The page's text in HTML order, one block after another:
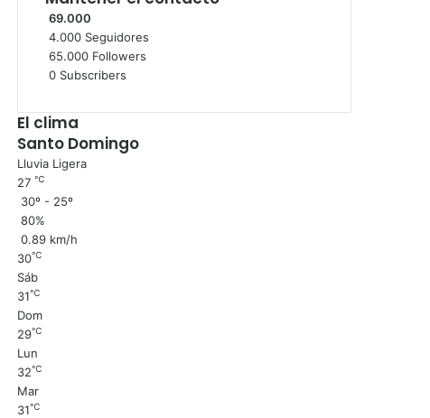
69.000
4.000 Seguidores
65.000 Followers
0 Subscribers
El clima
Santo Domingo
Lluvia Ligera
27 ℃
30º - 25º
80%
0.89 km/h
30℃
Sáb
31℃
Dom
29℃
Lun
32℃
Mar
31℃